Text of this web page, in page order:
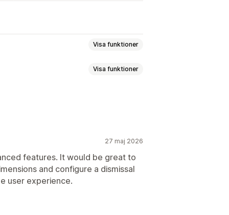
Visa funktioner
Målinriktning Segmentering
Visa funktioner
Automatiseringar
27 maj 2026
features. It would be great to
and configure a dismissal
user experience.